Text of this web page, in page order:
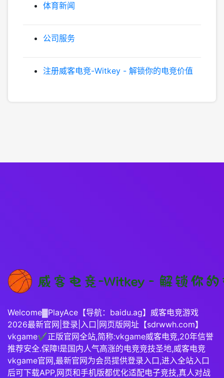
体育新闻
公司服务
注册威客电竞-Witkey - 解锁你的电竞价值
Welcome▓PlayAce【导航：baidu.ag】威客电竞游戏
2026最新官网|登录|入口|网页版网址【sdrwwh.com】
vkgame✔正版官网全站,简称:vkgame威客电竞,20年信誉
推荐安全.保障!是国内人气高涨的电竞竞技圣地,威客电竞
vkgame官网,最新官网为会员提供登录入口,进入全站入口
后可下载APP,网页和手机版都优化适配电子竞技,真人对战